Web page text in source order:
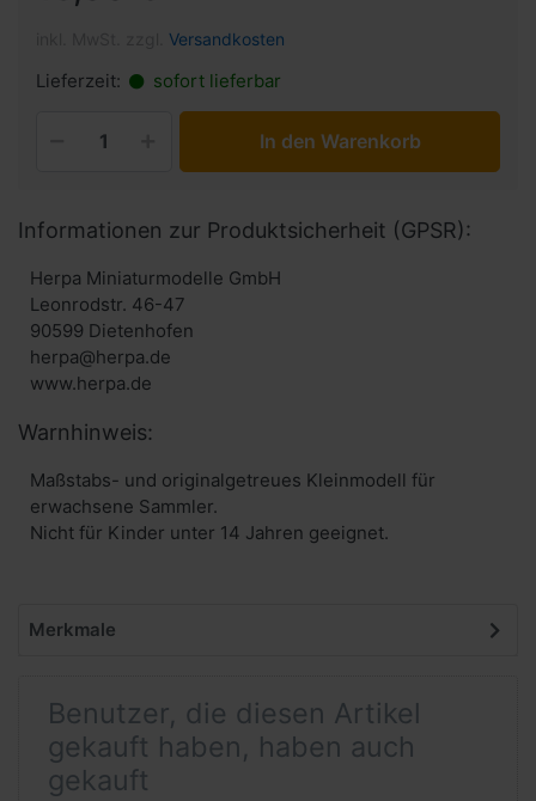
Versandkosten
Lieferzeit: sofort lieferbar
In den Warenkorb
Informationen zur Produktsicherheit (GPSR):
Herpa Miniaturmodelle GmbH
Leonrodstr. 46-47
90599 Dietenhofen
herpa@herpa.de
www.herpa.de
Warnhinweis:
Maßstabs- und originalgetreues Kleinmodell für
erwachsene Sammler.
Nicht für Kinder unter 14 Jahren geeignet.
Merkmale
Benutzer, die diesen Artikel
gekauft haben, haben auch
gekauft